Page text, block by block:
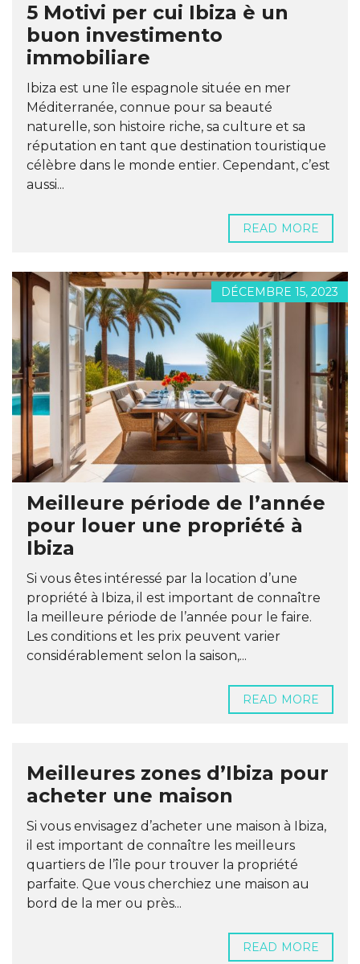
5 Motivi per cui Ibiza è un
buon investimento
immobiliare
Ibiza est une île espagnole située en mer
Méditerranée, connue pour sa beauté
naturelle, son histoire riche, sa culture et sa
réputation en tant que destination touristique
célèbre dans le monde entier. Cependant, c’est
aussi...
READ MORE
DÉCEMBRE 15, 2023
Meilleure période de l’année
pour louer une propriété à
Ibiza
Si vous êtes intéressé par la location d’une
propriété à Ibiza, il est important de connaître
la meilleure période de l’année pour le faire.
Les conditions et les prix peuvent varier
considérablement selon la saison,...
READ MORE
Meilleures zones d’Ibiza pour
acheter une maison
Si vous envisagez d’acheter une maison à Ibiza,
il est important de connaître les meilleurs
quartiers de l’île pour trouver la propriété
parfaite. Que vous cherchiez une maison au
bord de la mer ou près...
READ MORE